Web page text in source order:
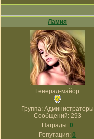
Ламия
Генерал-майор
Группа: Администраторы
Сообщений: 293
Награды: 0
Репутация: 0